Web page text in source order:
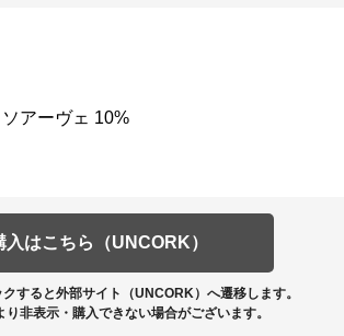
アーヴェ 10%
入はこちら（UNCORK）
すると外部サイト（UNCORK）へ遷移します。
り非表示・購入できない場合がございます。